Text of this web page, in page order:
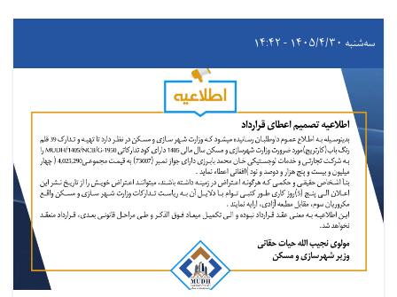
سه‌شنبه ۱۴۰۵/۴/۳۰ - ۱۴:۴۲